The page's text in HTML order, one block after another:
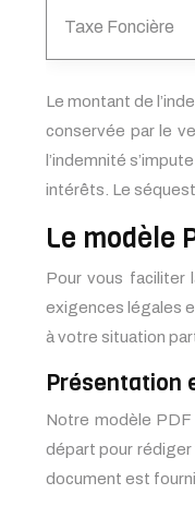
Taxe Foncière
Le montant de
conservée par le
l’indemnité
intérêts. Le
Le modèle
Pour vous faciliter
exigences légales
à votre situation
Présentation
Notre modèle
départ pour rédiger
document est